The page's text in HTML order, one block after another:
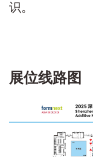
识。
展位线路图